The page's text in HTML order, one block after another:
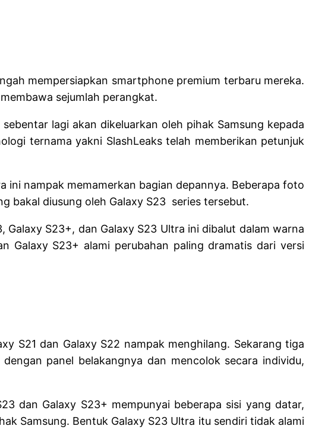
mempersiapkan smartphone premium terbaru mereka.
sejumlah perangkat.
lagi akan dikeluarkan oleh pihak Samsung kepada
ternama yakni SlashLeaks telah memberikan petunjuk
ini nampak memamerkan bagian depannya. Beberapa foto
bakal diusung oleh Galaxy S23 series tersebut.
S23+, dan Galaxy S23 Ultra ini dibalut dalam warna
Galaxy S23+ alami perubahan paling dramatis dari versi
S21 dan Galaxy S22 nampak menghilang. Sekarang tiga
panel belakangnya dan mencolok secara individu,
dan Galaxy S23+ mempunyai beberapa sisi yang datar,
Samsung. Bentuk Galaxy S23 Ultra itu sendiri tidak alami